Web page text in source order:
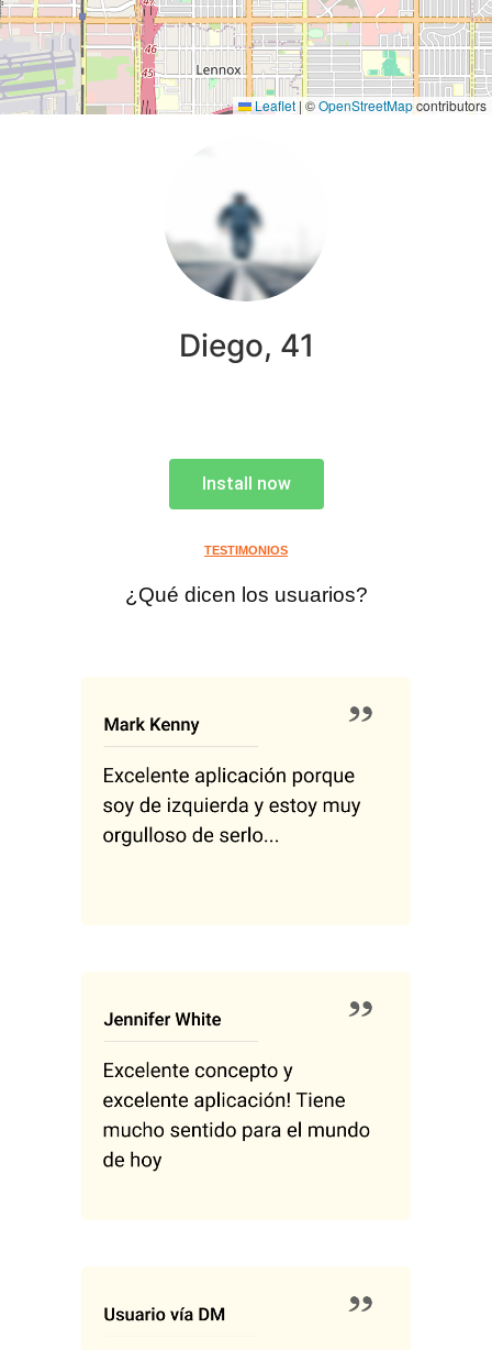
Leaflet |©OpenStreetMapcontributors
Diego, 41
Install now
TESTIMONIOS
¿Qué dicen los usuarios?